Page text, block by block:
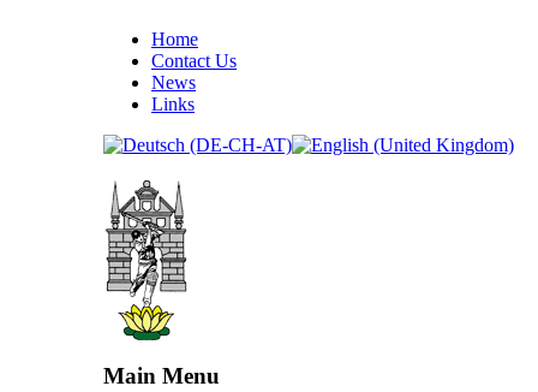
Home
Contact Us
News
Links
Main Menu